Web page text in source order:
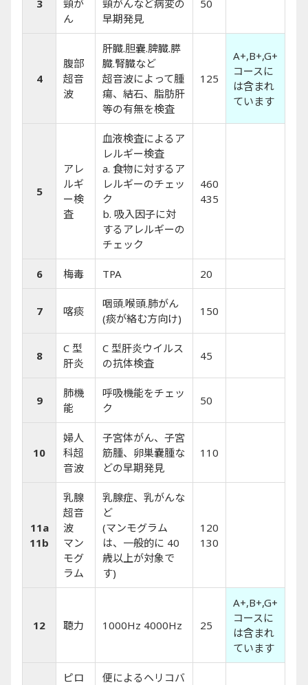
3
頸が
ん
頸がんなど病変の
早期発見
50
4
腹部
超音
波
肝臓.胆嚢.脾臓.膵
臓.腎臓など
超音波によって腫
瘍、結石、脂肪肝
等の有無を検査
125
A+,B+,G+
コースに
は含まれ
ています
5
アレ
ルギ
ー検
査
血液検査によるア
レルギー検査
a. 食物に対するア
レルギーのチェッ
ク
b. 吸入因子に対
するアレルギーの
チェック
460
435
6 梅毒 TPA 20
7 喀痰
咽頭.喉頭.肺がん
(痰が絡む方向け)
150
8
C 型
肝炎
C 型肝炎ウイルス
の抗体検査
45
9
肺機
能
呼吸機能をチェッ
ク
50
10
婦人
科超
音波
子宮体がん、子宮
筋腫、卵巣嚢腫な
どの早期発見
110
11a
11b
乳腺
超音
波
マン
モグ
ラム
乳腺症、乳がんな
ど
(マンモグラム
は、一般的に 40
歳以上が対象で
す)
120
130
12 聴力 1000Hz 4000Hz 25
A+,B+,G+
コースに
は含まれ
ています
ピロ
便によるヘリコバ